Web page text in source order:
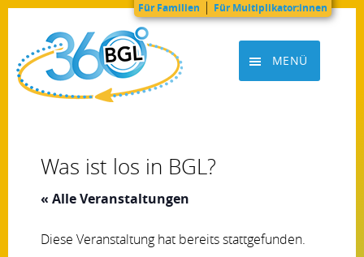
Für Familien | Für Multiplikator:innen
Zum
Inhalt
springen
BGL360grad
MENÜ
Was ist los in BGL?
« Alle Veranstaltungen
Diese Veranstaltung hat bereits stattgefunden.